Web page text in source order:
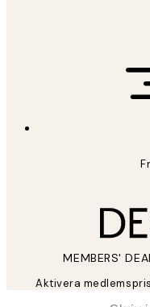
MEMBERS'
Aktivera